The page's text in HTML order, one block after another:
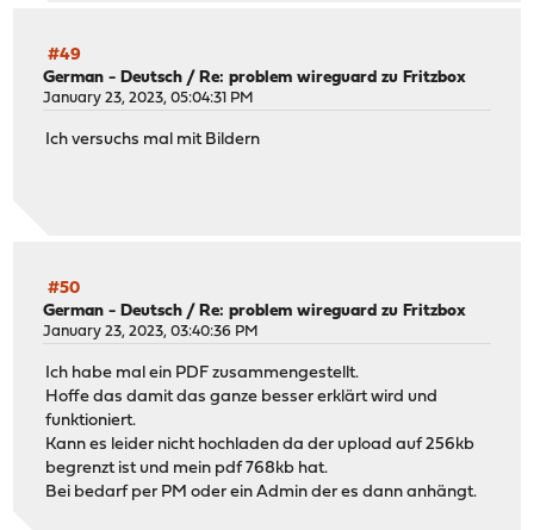
#49
German - Deutsch /Re: problem wireguard zu Fritzbox
January 23, 2023, 05:04:31 PM
Ich versuchs mal mit Bildern
#50
German - Deutsch /Re: problem wireguard zu Fritzbox
January 23, 2023, 03:40:36 PM
Ich habe mal ein PDF zusammengestellt.
Hoffe das damit das ganze besser erklärt wird und
funktioniert.
Kann es leider nicht hochladen da der upload auf 256kb
begrenzt ist und mein pdf 768kb hat.
Bei bedarf per PM oder ein Admin der es dann anhängt.